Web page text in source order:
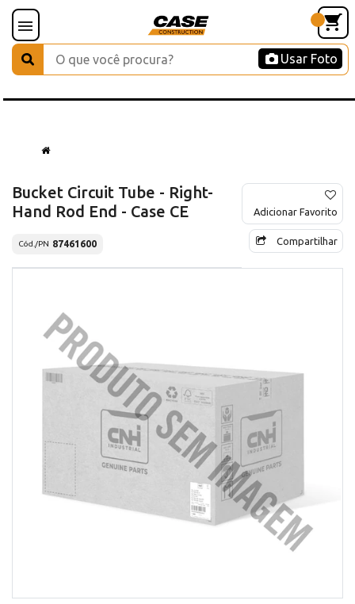
Usar Foto
Bucket Circuit Tube - Right-
Hand Rod End - Case CE
Cód./PN 87461600
Adicionar Favorito
Compartilhar